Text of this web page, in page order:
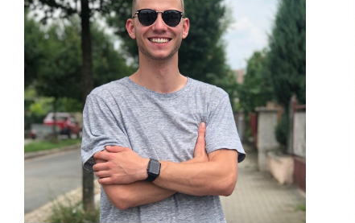
Sex:
Herren
Kategorie:
Sonnenbrillen
Marke:
Tom Ford
Verwendung:
Mode
Code:
FT0750 01D 60